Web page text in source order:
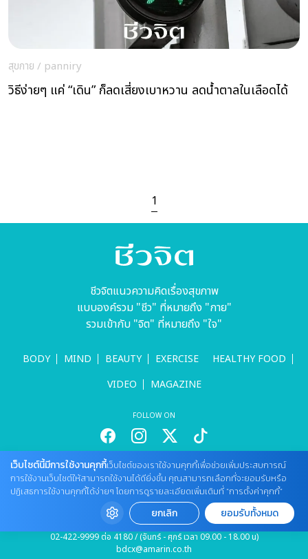
สุขกาย / panniry
วิธีง่ายๆ แค่ “เดิน” ก็ลดเสี่ยงเบาหวาน ลดน้ำตาลในเลือดได้
1
ชีวจิตแนวความคิดเรื่องสุขภาพ
แบบองค์รวม "ชีว" ที่หมายถึง "กาย"
รวมเข้ากับ "จิต" ที่หมายถึง "ใจ"
BODY MIND BEAUTY EXERCISE
HEALTHY FOOD
VIDEO
MAGAZINE
FOLLOW ON
สนใจลงโฆษณากับเว็บไซต์
Tel : 085 661 4629 / (จันทร์ - ศุกร์ เวลา 09.00 - 18.00 น)
cheewajitmedia@gmail.com
ติดต่อแจ้งปัญหาหรือร้องเรียน
02-422-9999 ต่อ 4180 / (จันทร์ - ศุกร์ เวลา 09.00 - 18.00 น)
bdcx@amarin.co.th
เว็บไซต์นี้มีการใช้งานคุกกี้เว็บไซต์ของเราใช้งานคุกกี้เพื่อช่วยเพิ่มประสบการณ์
การใช้งานเว็บไซต์ให้สามารถใช้งานได้ดียิ่งขึ้น คุณสามารถเลือกที่จะยอมรับหรือ
ปฏิเสธการใช้งานคุกกี้ได้ง่ายๆ โดยการดูรายละเอียดเพิ่มเติมที่ “การตั้งค่าคุกกี้”
ยกเลิก ยอมรับทั้งหมด